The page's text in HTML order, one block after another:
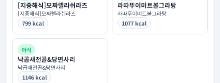
[지중해식]모짜렐라쉬라즈
[지중해식]모짜렐라쉬라즈
799 kcal
라따뚜이미트볼그라탕
라따뚜이미트볼그라탕
1077 kcal
야식
낙곱새전골&당면사리
낙곱새전골&당면사리
1146 kcal